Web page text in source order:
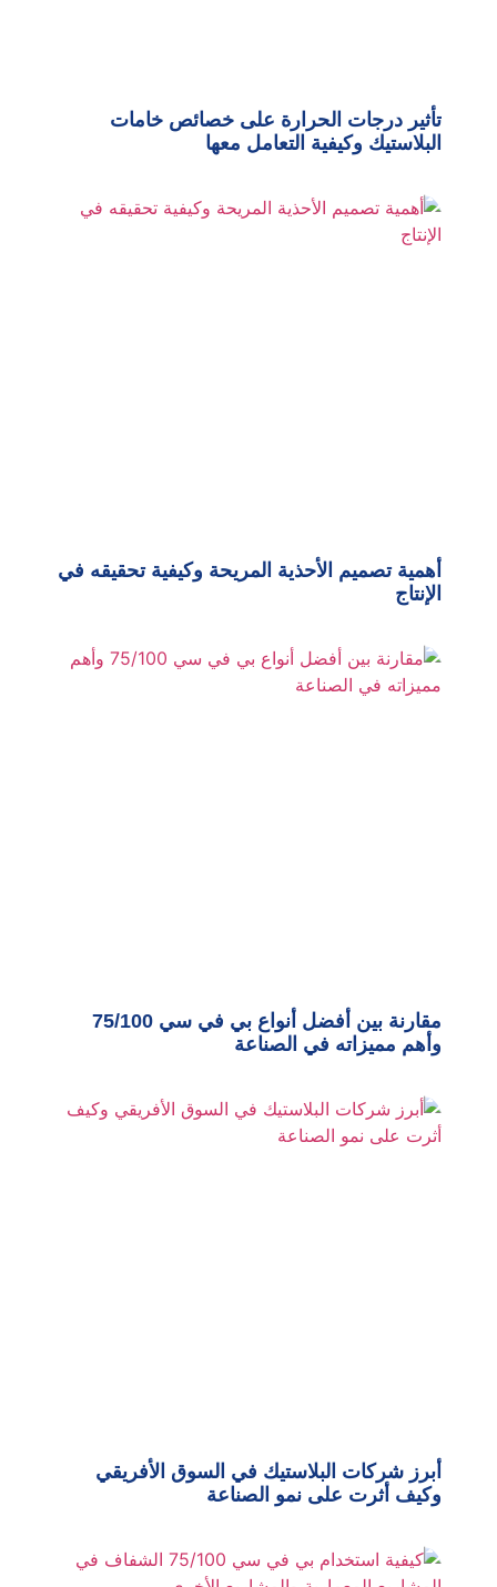
تأثير درجات الحرارة على خصائص خامات
البلاستيك وكيفية التعامل معها
أهمية تصميم الأحذية المريحة وكيفية تحقيقه في
الإنتاج
مقارنة بين أفضل أنواع بي في سي 75/100
وأهم مميزاته في الصناعة
أبرز شركات البلاستيك في السوق الأفريقي
وكيف أثرت على نمو الصناعة